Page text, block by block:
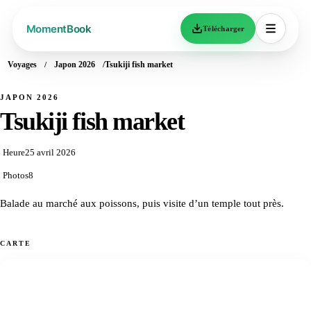
Télécharger
Voyages Japon 2026 Tsukiji fish market
JAPON 2026
Tsukiji fish market
Heure25 avril 2026
Photos8
Balade au marché aux poissons, puis visite d’un temple tout près.
CARTE